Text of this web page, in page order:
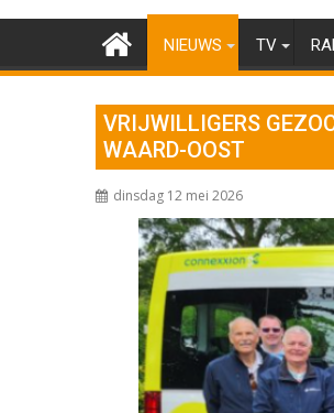
NIEUWS TV
VRIJWILLIGERS
WAARD-OOST
dinsdag 12 mei 2026